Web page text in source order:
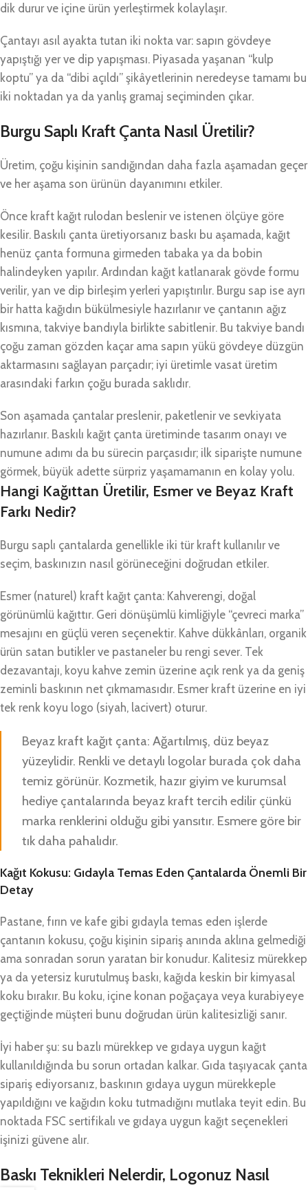
dik durur ve içine ürün yerleştirmek kolaylaşır.
Çantayı asıl ayakta tutan iki nokta var: sapın gövdeye
yapıştığı yer ve dip yapışması. Piyasada yaşanan “kulp
koptu” ya da “dibi açıldı” şikâyetlerinin neredeyse tamamı bu
iki noktadan ya da yanlış gramaj seçiminden çıkar.
Burgu Saplı Kraft Çanta Nasıl Üretilir?
Üretim, çoğu kişinin sandığından daha fazla aşamadan geçer
ve her aşama son ürünün dayanımını etkiler.
Önce kraft kağıt rulodan beslenir ve istenen ölçüye göre
kesilir. Baskılı çanta üretiyorsanız baskı bu aşamada, kağıt
henüz çanta formuna girmeden tabaka ya da bobin
halindeyken yapılır. Ardından kağıt katlanarak gövde formu
verilir, yan ve dip birleşim yerleri yapıştırılır. Burgu sap ise ayrı
bir hatta kağıdın bükülmesiyle hazırlanır ve çantanın ağız
kısmına, takviye bandıyla birlikte sabitlenir. Bu takviye bandı
çoğu zaman gözden kaçar ama sapın yükü gövdeye düzgün
aktarmasını sağlayan parçadır; iyi üretimle vasat üretim
arasındaki farkın çoğu burada saklıdır.
Son aşamada çantalar preslenir, paketlenir ve sevkiyata
hazırlanır. Baskılı kağıt çanta üretiminde tasarım onayı ve
numune adımı da bu sürecin parçasıdır; ilk siparişte numune
görmek, büyük adette sürpriz yaşamamanın en kolay yolu.
Hangi Kağıttan Üretilir, Esmer ve Beyaz Kraft
Farkı Nedir?
Burgu saplı çantalarda genellikle iki tür kraft kullanılır ve
seçim, baskınızın nasıl görüneceğini doğrudan etkiler.
Esmer (naturel) kraft kağıt çanta: Kahverengi, doğal
görünümlü kağıttır. Geri dönüşümlü kimliğiyle “çevreci marka”
mesajını en güçlü veren seçenektir. Kahve dükkânları, organik
ürün satan butikler ve pastaneler bu rengi sever. Tek
dezavantajı, koyu kahve zemin üzerine açık renk ya da geniş
zeminli baskının net çıkmamasıdır. Esmer kraft üzerine en iyi
tek renk koyu logo (siyah, lacivert) oturur.
Beyaz kraft kağıt çanta: Ağartılmış, düz beyaz
yüzeylidir. Renkli ve detaylı logolar burada çok daha
temiz görünür. Kozmetik, hazır giyim ve kurumsal
hediye çantalarında beyaz kraft tercih edilir çünkü
marka renklerini olduğu gibi yansıtır. Esmere göre bir
tık daha pahalıdır.
Kağıt Kokusu: Gıdayla Temas Eden Çantalarda Önemli Bir
Detay
Pastane, fırın ve kafe gibi gıdayla temas eden işlerde
çantanın kokusu, çoğu kişinin sipariş anında aklına gelmediği
ama sonradan sorun yaratan bir konudur. Kalitesiz mürekkep
ya da yetersiz kurutulmuş baskı, kağıda keskin bir kimyasal
koku bırakır. Bu koku, içine konan poğaçaya veya kurabiyeye
geçtiğinde müşteri bunu doğrudan ürün kalitesizliği sanır.
İyi haber şu: su bazlı mürekkep ve gıdaya uygun kağıt
kullanıldığında bu sorun ortadan kalkar. Gıda taşıyacak çanta
sipariş ediyorsanız, baskının gıdaya uygun mürekkeple
yapıldığını ve kağıdın koku tutmadığını mutlaka teyit edin. Bu
noktada FSC sertifikalı ve gıdaya uygun kağıt seçenekleri
işinizi güvene alır.
Baskı Teknikleri Nelerdir, Logonuz Nasıl